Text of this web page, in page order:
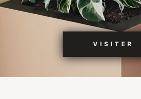
VISITER